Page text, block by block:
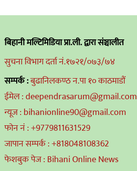
बिहानी मल्टिमिडिया प्रा.ली. द्वारा संञ्चालीत
सुचना विभाग दर्ता नं.१७२१/०७३/७४
सम्पर्क :बुढानिलकण्ठ न.पा १० काठमाडौं
ईमेल : deependrasarum@gmail.com
न्यूज : bihanionline90@gmail.com
फोन नं : +9779811631529
जापान सम्पर्क : +818048108362
फेशबुक पेज : Bihani Online News